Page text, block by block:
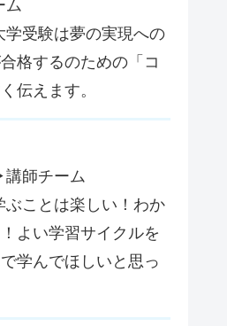
ム
学受験は夢の実現への
格するのための「コ
伝えます。
講師チーム
ぶことは楽しい！わか
よい学習サイクルを
学んでほしいと思っ